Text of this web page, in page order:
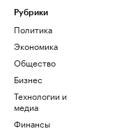
Рубрики
Политика
Экономика
Общество
Бизнес
Технологии и
медиа
Финансы